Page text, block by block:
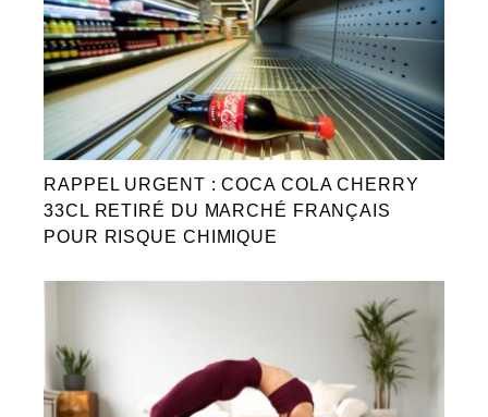
RAPPEL URGENT : COCA COLA CHERRY
33CL RETIRÉ DU MARCHÉ FRANÇAIS
POUR RISQUE CHIMIQUE